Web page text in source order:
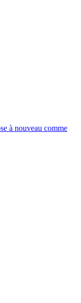
à nouveau comme